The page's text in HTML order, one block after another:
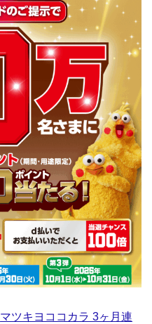
マツキヨココカラ 3ヶ月連